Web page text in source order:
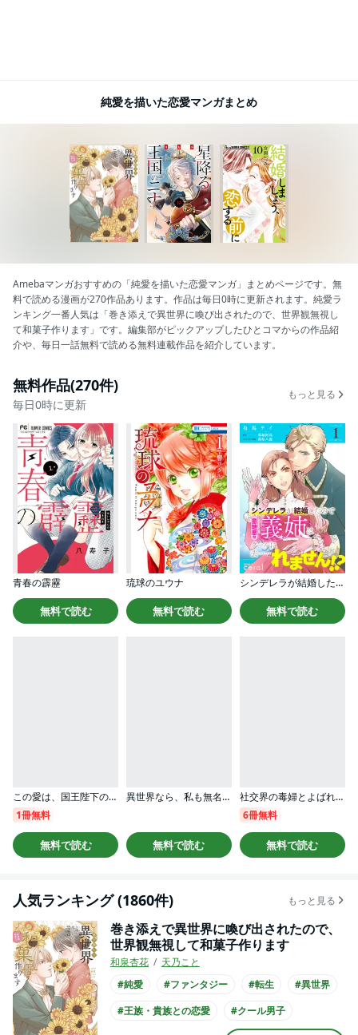
純愛を描いた恋愛マンガまとめ
Amebaマンガおすすめの「純愛を描いた恋愛マンガ」まとめページです。無
料で読める漫画が270作品あります。作品は毎日0時に更新されます。純愛ラ
ンキング一番人気は「巻き添えで異世界に喚び出されたので、世界観無視し
て和菓子作ります」です。編集部がピックアップしたひとコマからの作品紹
介や、毎日一話無料で読める無料連載作品を紹介しています。
無料作品(270件)
毎日0時に更新
もっと見る
青春の霹靂
無料で読む
琉球のユウナ
無料で読む
シンデレラが結婚したので意地悪な義姉はクールに去……れません！？（単話版）
無料で読む
この愛は、国王陛下のご命令じゃない ～おひとりさま希望の令嬢ですが、不仲な騎士が離してくれません！～
1冊無料
無料で読む
異世界なら、私も無名の有名画家
無料で読む
社交界の毒婦とよばれる私～素敵な辺境伯令息に腕を折られたので、責任とってもらいます～［ばら売り］
6冊無料
無料で読む
人気ランキング (1860件) もっと見る
巻き添えで異世界に喚び出されたので、
世界観無視して和菓子作ります
和泉杏花
天乃こと
#純愛
#ファンタジー #転生
#異世界
#王族・貴族との恋愛
#クール男子